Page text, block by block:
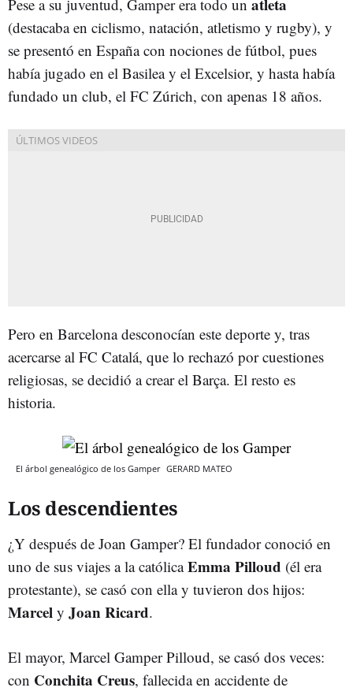
Pese a su juventud, Gamper era todo un atleta
(destacaba en ciclismo, natación, atletismo y rugby), y
se presentó en España con nociones de fútbol, pues
había jugado en el Basilea y el Excelsior, y hasta había
fundado un club, el FC Zúrich, con apenas 18 años.
Pero en Barcelona desconocían este deporte y, tras
acercarse al FC Catalá, que lo rechazó por cuestiones
religiosas, se decidió a crear el Barça. El resto es
historia.
El árbol genealógico de los Gamper GERARD MATEO
Los descendientes
¿Y después de Joan Gamper? El fundador conoció en
uno de sus viajes a la católicaEmma Pilloud (él era
protestante), se casó con ella y tuvieron dos hijos:
Marcel y Joan Ricard.
El mayor, Marcel Gamper Pilloud, se casó dos veces:
con Conchita Creus, fallecida en accidente de